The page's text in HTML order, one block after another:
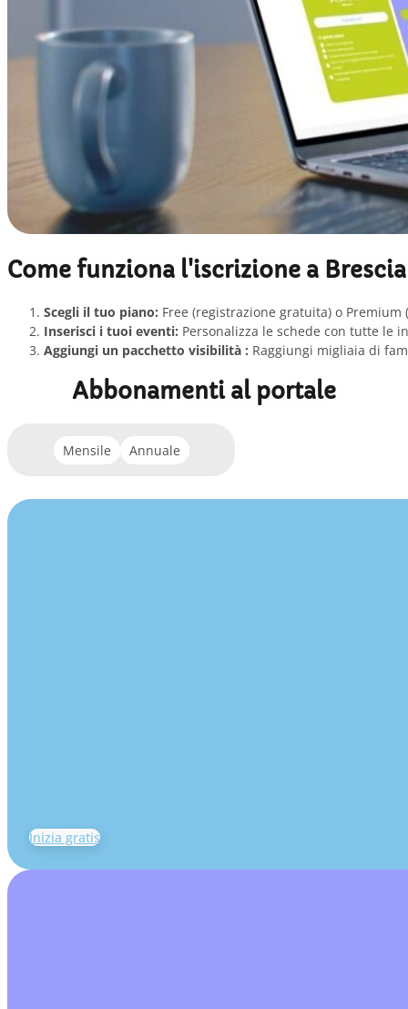
Come funziona l'iscrizione a
Scegli il tuo piano: Free (registrazione gratuita) o
Inserisci i tuoi eventi: Personalizza le schede con tutte le
Aggiungi un pacchetto visibilità : Raggiungi migliaia di
Abbonamenti al portale
Mensile Annuale
Inizia gratis